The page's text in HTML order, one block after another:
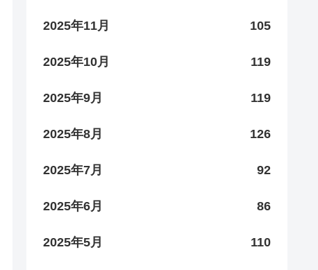
2025年11月 105
2025年10月 119
2025年9月 119
2025年8月 126
2025年7月 92
2025年6月 86
2025年5月 110